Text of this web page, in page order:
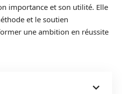
importance et son utilité. Elle
et le soutien
une ambition en réussite